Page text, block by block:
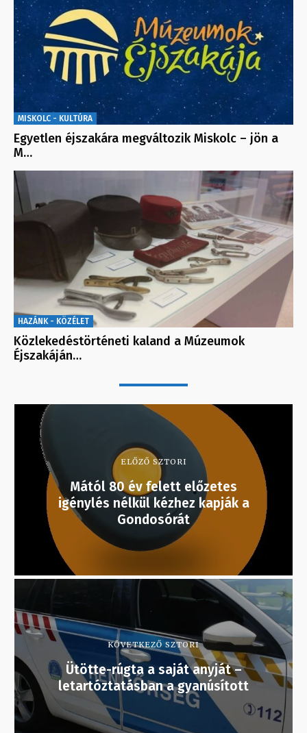
MISKOLC - KULTÚRA
Egyetlen éjszakára megváltozik Miskolc – jön a
M…
HAZÁNK - KÖZÉLET
Közlekedéstörténeti kaland a Múzeumok
Éjszakáján…
ELŐZŐ SZTORI
Mától 80 év felett előzetes
igénylés nélkül kézhez kapják a
Gondosórát
KÖVETKEZŐ SZTORI
Ütötte-rúgta a saját anyját –
letartóztatásban a gyanúsított